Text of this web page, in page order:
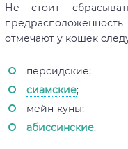
Не стоит
отмечают у кошек
персидские;
сиамские;
мейн-куны;
абиссинские.